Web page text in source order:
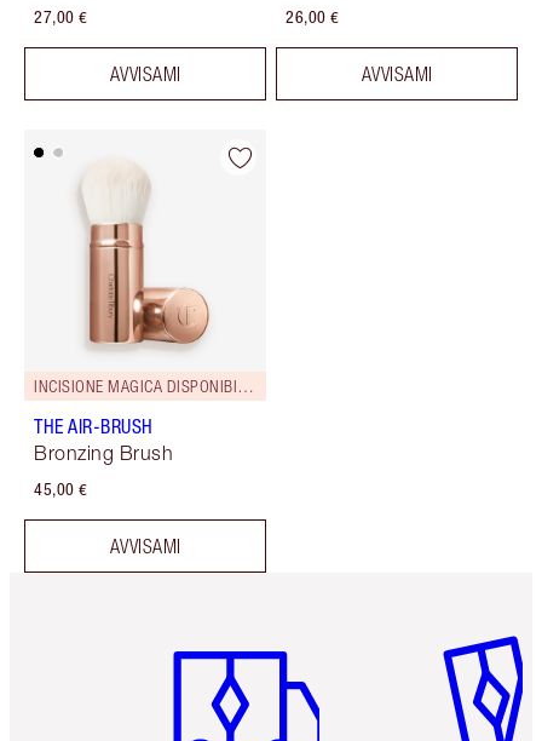
27,00 €
AVVISAMI
26,00 €
AVVISAMI
INCISIONE MAGICA DISPONIBILE!
THE AIR-BRUSH
Bronzing Brush
45,00 €
AVVISAMI